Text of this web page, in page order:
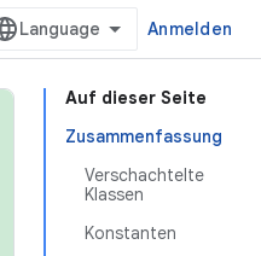
Anmelden
Auf dieser Seite
Zusammenfassung
Verschachtelte
Klassen
Konstanten